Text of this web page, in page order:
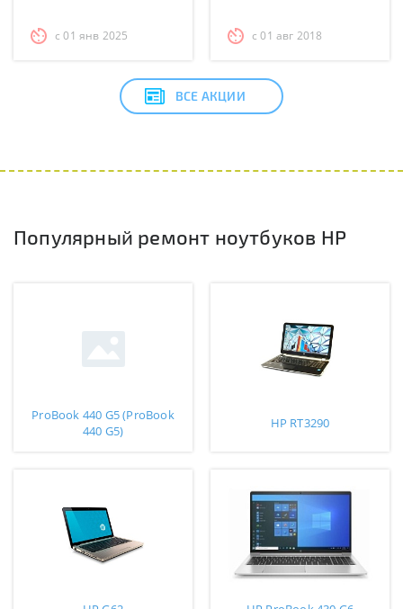
с 01 янв 2025 с 01 авг 2018
ВСЕ АКЦИИ
Популярный ремонт ноутбуков HP
ProBook 440 G5 (ProBook
440 G5)
HP RT3290